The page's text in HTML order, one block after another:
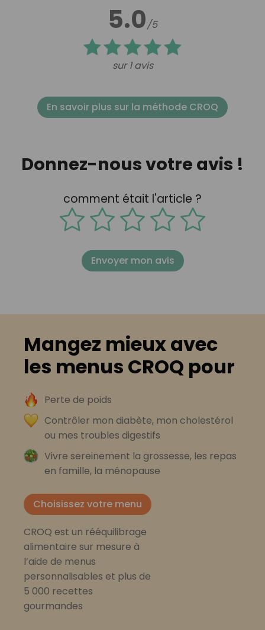
5.0/5
sur 1 avis
En savoir plus sur la méthode CROQ
Donnez-nous votre avis !
comment était l'article ?
Envoyer mon avis
Mangez mieux avec
les menus CROQ pour
Perte de poids
Contrôler mon diabète, mon cholestérol
ou mes troubles digestifs
Vivre sereinement la grossesse, les repas
en famille, la ménopause
Choisissez votre menu
CROQ est un rééquilibrage
alimentaire sur mesure à
l’aide de menus
personnalisables et plus de
5 000 recettes
gourmandes